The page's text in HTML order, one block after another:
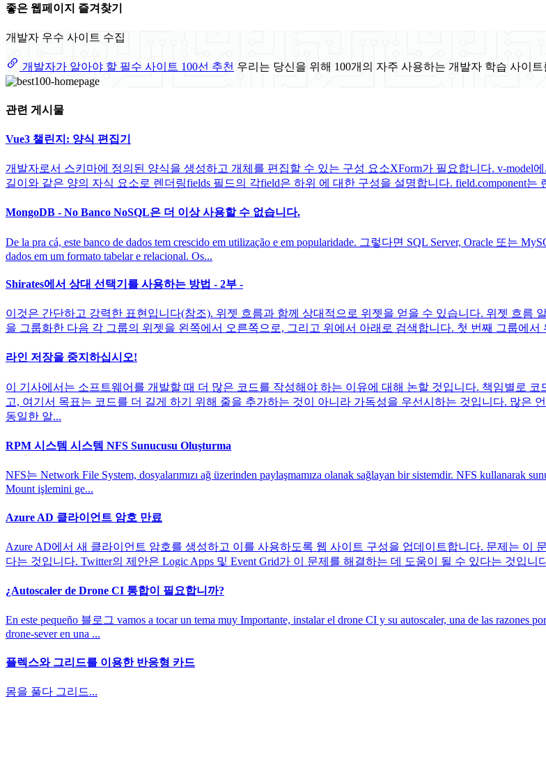
좋은 웹페이지 즐겨찾기
개발자 우수 사이트 수집
개발자가 알아야 할 필수 사이트 100선 추천 우리는 당신을 위해 100개의 자주 사용하는 개발자 학습 사이
관련 게시물
Vue3 챌린지: 양식 편집기
개발자로서 스키마에 정의된 양식을 생성하고 개체를 편집할 수 있는 구성 요소XForm가 필요합니다. v-model
길이와 같은 양의 자식 요소로 렌더링fields 필드의 각field은 하위 에 대한 구성을 설명합니다. field.component
MongoDB - No Banco NoSQL은 더 이상 사용할 수 없습니다.
De la pra cá, este banco de dados tem crescido em utilização e em popularidade. 그렇다면 SQL Server, Oracle 또는
dados em um formato tabelar e relacional. Os...
Shirates에서 상대 선택기를 사용하는 방법 - 2부 -
이것은 간단하고 강력한 표현입니다(참조). 위젯 흐름과 함께 상대적으로 위젯을 얻을 수 있습니다. 위젯 흐름
을 그룹화한 다음 각 그룹의 위젯을 왼쪽에서 오른쪽으로, 그리고 위에서 아래로 검색합니다. 첫 번째 그룹에
라인 저장을 중지하십시오!
이 기사에서는 소프트웨어를 개발할 때 더 많은 코드를 작성해야 하는 이유에 대해 논할 것입니다. 책임별로
고, 여기서 목표는 코드를 더 길게 하기 위해 줄을 추가하는 것이 아니라 가독성을 우선시하는 것입니다. 많은
동일한 알...
RPM 시스템 시스템 NFS Sunucusu Oluşturma
NFS는 Network File System, dosyalarımızı ağ üzerinden paylaşmamıza olanak sağlayan bir sistemdir. NFS kullanarak
Mount işlemini ge...
Azure AD 클라이언트 암호 만료
Azure AD에서 새 클라이언트 암호를 생성하고 이를 사용하도록 웹 사이트 구성을 업데이트합니다. 문제는 이
다는 것입니다. Twitter의 제안은 Logic Apps 및 Event Grid가 이 문제를 해결하는 데 도움이 될 수 있다는 것입
¿Autoscaler de Drone CI 통합이 필요합니까?
En este pequeño 블로그 vamos a tocar un tema muy Importante, instalar el drone CI y su autoscaler, una de las razones
drone-sever en una ...
플렉스와 그리드를 이용한 반응형 카드
몸을 풀다 그리드...